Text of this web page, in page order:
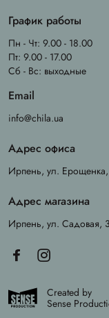
График работы
Пн - Чт: 9.00 - 18.00
Пт: 9.00 - 17.00
Сб - Вс: выходные
Email
info@chila.ua
Адрес офиса
Ирпень, ул.
Адрес магазина
Ирпень, ул. Садовая,
Created by
Sense